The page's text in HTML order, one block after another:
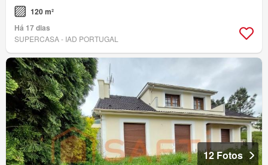
120 m²
Há 17 dias
SUPERCASA - IAD PORTUGAL
12 Fotos